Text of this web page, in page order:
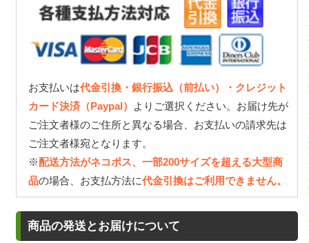
お支払いは代金引換・銀行振込（前払い）・クレジット
カード決済（Paypal）
よりご選択ください。お届け先が
ご注文者様のご住所と異なる場合、お支払いの請求先は
ご注文者様宛となります。
※配送方法がネコポス、一部200サイズを超える大型商
品の場合、お支払方法に代金引換はご利用できません。
商品の発送とお届けについて